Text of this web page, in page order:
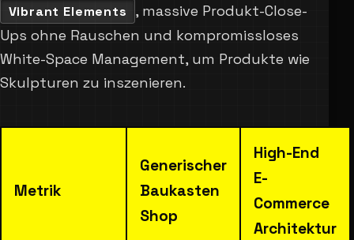
Vibrant Elements
, massive Produkt-Close-
Ups ohne Rauschen und kompromissloses
White-Space Management, um Produkte wie
Skulpturen zu inszenieren.
Metrik
Generischer
Baukasten
Shop
High-End
E-
Commerce
Architektur